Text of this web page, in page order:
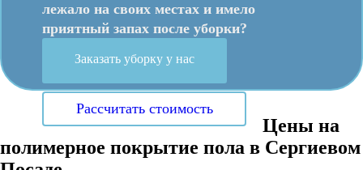
лежало на своих местах и имело
приятный запах после уборки?
Заказать уборку у нас
Рассчитать стоимость
Цены на
полимерное покрытие пола в Сергиевом